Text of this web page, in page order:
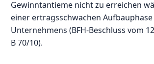
Gewinntantieme nicht zu erreichen
einer ertragsschwachen Aufbauphase
Unternehmens (BFH-Beschluss vom
B 70/10).